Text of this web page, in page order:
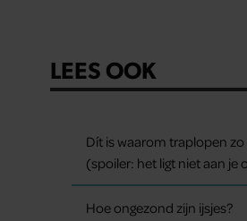
LEES OOK
Dít is waarom traplopen
(spoiler: het ligt niet aan je
Hoe ongezond zijn ijsjes?